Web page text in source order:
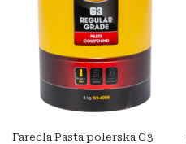
Farecla Pasta polerska G3